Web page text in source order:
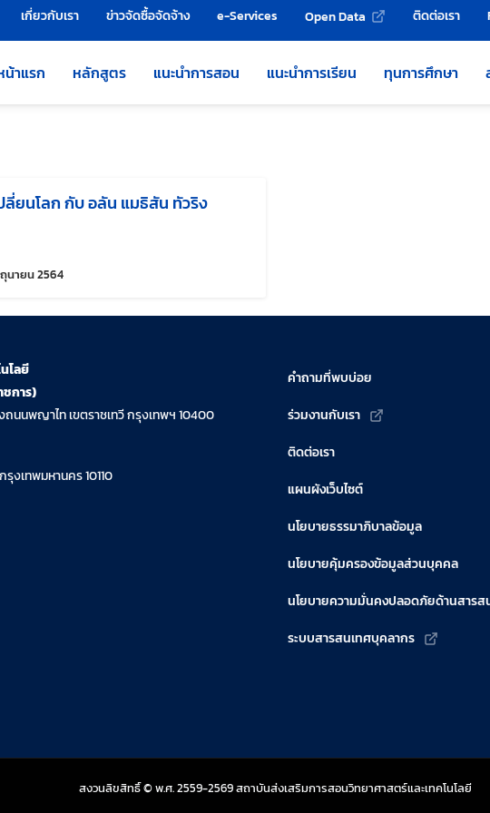
เกี่ยวกับเรา ข่าวจัดซื้อจัดจ้าง e-Services Open Data ติดต่อเรา
น้าแรก หลักสูตร แนะนำการสอน แนะนำการเรียน ทุนการศึกษา
ลี่ยนโลก กับ อลัน แมธิสัน ทัวริง
นายน 2564แก้ไขล่าสุดเมื่อ:
โลยี
การ)
นพญาไท เขตราชเทวี กรุงเทพฯ 10400
งเทพมหานคร 10110
คำถามที่พบบ่อย
ร่วมงานกับเรา
ติดต่อเรา
แผนผังเว็บไซต์
นโยบายธรรมาภิบาลข้อมูล
นโยบายคุ้มครองข้อมูลส่วนบุคคล
นโยบายความมั่นคงปลอดภัยด้านสารส
ระบบสารสนเทศบุคลากร
สงวนลิขสิทธิ์ © พ.ศ. 2559-2569 สถาบันส่งเสริมการสอนวิทยาศาสตร์และเทคโนโลยี